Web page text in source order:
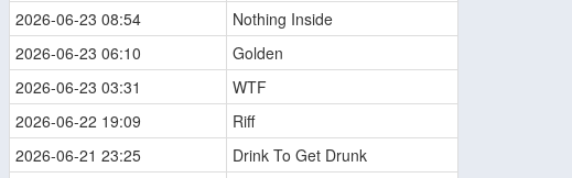
2026-06-23 08:54
Nothing Inside
2026-06-23 06:10
Golden
2026-06-23 03:31
WTF
2026-06-22 19:09
Riff
2026-06-21 23:25
Drink To Get Drunk